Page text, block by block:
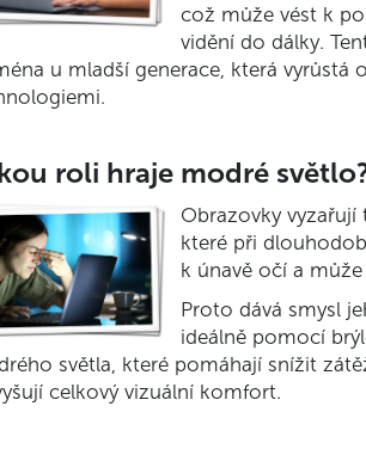
což může vést k
vidění do dálky.
u mladší generace, která vyrůstá
roli hraje modré
Obrazovky vyzařují
které při
k únavě očí a
Proto dává smysl
ideálně pomocí
světla, které pomáhají snížit
celkový vizuální komfort.